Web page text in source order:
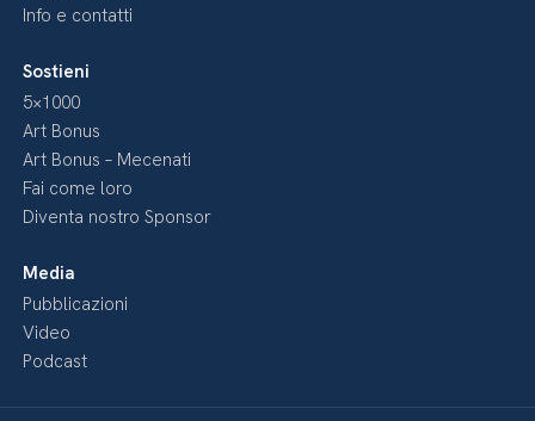
Info e contatti
Sostieni
5×1000
Art Bonus
Art Bonus – Mecenati
Fai come loro
Diventa nostro Sponsor
Media
Pubblicazioni
Video
Podcast